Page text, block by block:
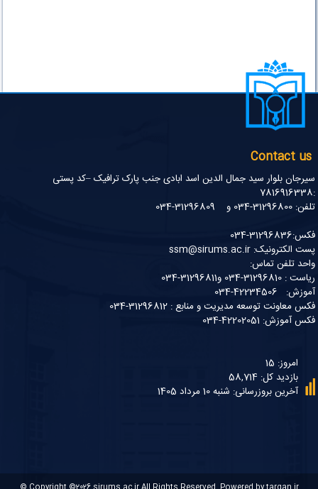
Contact us
سیرجان بلوار سید جمال الدین اسد ابادی جنب پارک ترافیک –کد پستی
:7816916338
تلفن: 31296800-034 و 31296809-034
فکس:31296836-034
پست الکترونیک: ssm@sirums.ac.ir
واحد تلفن تماس:
ریاست : 31296810-034 و31296811-034
آموزش: 42234506-034
فکس معاونت توسعه مدیریت و منابع : 31296812-034
فکس آموزش: 42202051-034
امروز: 15
بازدید کل: 58,714
آخرین بروزرسانی: شنبه 10 مرداد 1405